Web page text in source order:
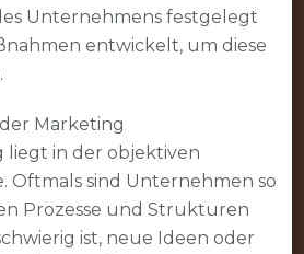
Unternehmens festgelegt
entwickelt, um diese
Marketing
liegt in der objektiven
Oftmals sind Unternehmen so
Prozesse und Strukturen
ist, neue Ideen oder